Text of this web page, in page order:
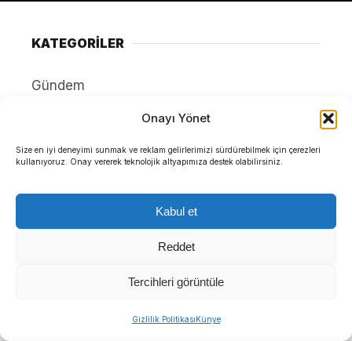
Onayı Yönet
Size en iyi deneyimi sunmak ve reklam gelirlerimizi sürdürebilmek için çerezleri
kullanıyoruz. Onay vererek teknolojik altyapımıza destek olabilirsiniz.
Kabul et
Reddet
Tercihleri görüntüle
Gizlilik PolitikasıKünye
KATEGORİLER
Gündem
Ekonomi
Yerel Politika
Dünya